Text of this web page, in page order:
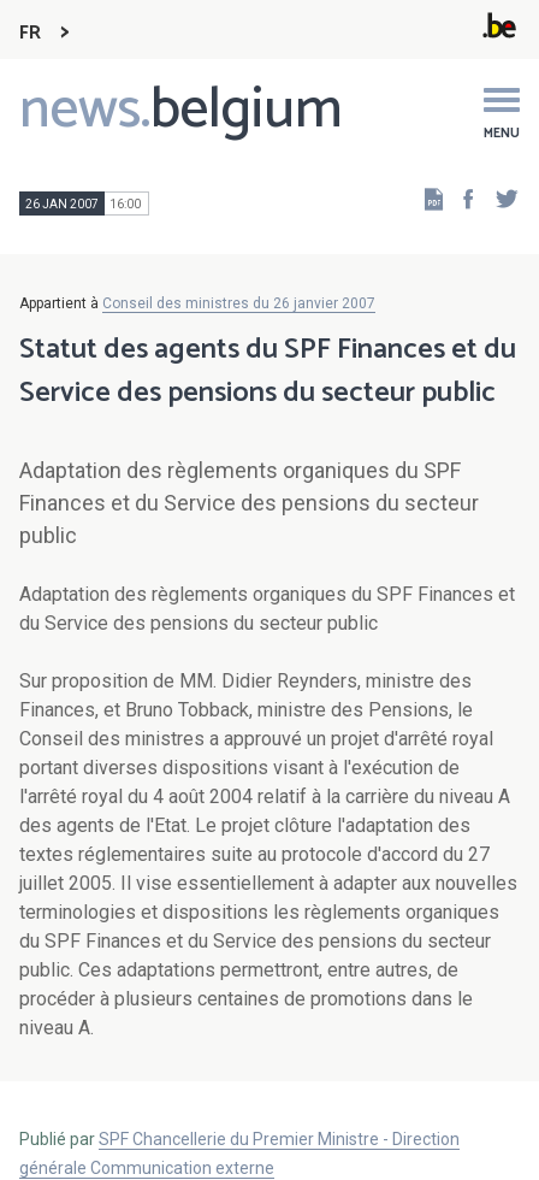
FR
news.belgium MENU
Main
navigation
26 JAN 2007 16:00
Appartient à Conseil des ministres du 26 janvier 2007
Statut des agents du SPF Finances et du
Service des pensions du secteur public
Adaptation des règlements organiques du SPF
Finances et du Service des pensions du secteur
public
Adaptation des règlements organiques du SPF Finances et
du Service des pensions du secteur public
Sur proposition de MM. Didier Reynders, ministre des
Finances, et Bruno Tobback, ministre des Pensions, le
Conseil des ministres a approuvé un projet d'arrêté royal
portant diverses dispositions visant à l'exécution de
l'arrêté royal du 4 août 2004 relatif à la carrière du niveau A
des agents de l'Etat. Le projet clôture l'adaptation des
textes réglementaires suite au protocole d'accord du 27
juillet 2005. Il vise essentiellement à adapter aux nouvelles
terminologies et dispositions les règlements organiques
du SPF Finances et du Service des pensions du secteur
public. Ces adaptations permettront, entre autres, de
procéder à plusieurs centaines de promotions dans le
niveau A.
Publié parSPF Chancellerie du Premier Ministre - Direction
générale Communication externe